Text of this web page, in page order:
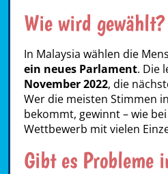
Wie wird gewählt?
In Malaysia wählen die
ein neues Parlament. Die
November 2022, die
Wer die meisten Stimmen
bekommt, gewinnt – wie
Wettbewerb mit vielen
Gibt es Probleme